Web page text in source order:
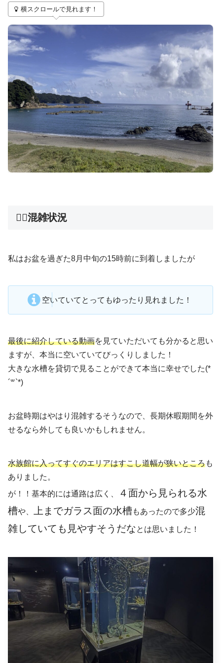
横スクロールで見れます！
🚶‍♀️混雑状況
私はお盆を過ぎた8月中旬の15時前に到着しましたが
空いていてとってもゆったり見れました！
最後に紹介している動画を見ていただいても分かると思い
ますが、本当に空いていてびっくりしました！
大きな水槽を貸切で見ることができて本当に幸せでした(*
´꒳`*)
お盆時期はやはり混雑するそうなので、長期休暇期間を外
せるなら外しても良いかもしれません。
水族館に入ってすぐのエリアはすこし道幅が狭いところも
ありました。
が！！基本的には通路は広く、
４面から見られる水
槽や、 上までガラス面の水槽もあったので多少混
雑していても見やすそうだなとは思いました！